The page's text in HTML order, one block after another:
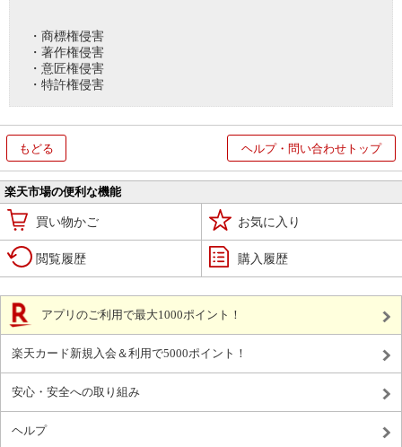
・商標権侵害
・著作権侵害
・意匠権侵害
・特許権侵害
もどる ヘルプ・問い合わせトップ
楽天市場の便利な機能
買い物かご お気に入り
閲覧履歴 購入履歴
アプリのご利用で最大1000ポイント！
楽天カード新規入会＆利用で5000ポイント！
安心・安全への取り組み
ヘルプ